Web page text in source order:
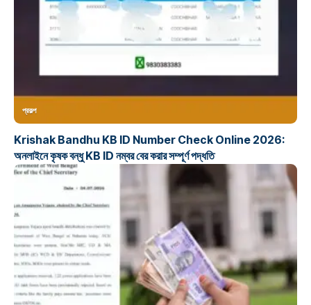
প্রকল্প
Krishak Bandhu KB ID Number Check Online 2026:
অনলাইনে কৃষক বন্ধু KB ID নম্বর বের করার সম্পূর্ণ পদ্ধতি